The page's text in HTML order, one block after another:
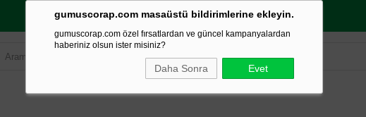
gumuscorap.com masaüstü bildirimlerine ekleyin.
gumuscorap.com özel fırsatlardan ve güncel kampanyalardan
haberiniz olsun ister misiniz?
Daha Sonra Evet
750₺ VE ÜZERİ ÜCRETSİZ KARGO